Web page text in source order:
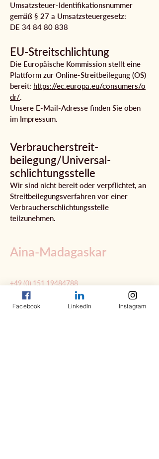
Umsatzsteuer-Identifikationsnummer
gemäß § 27 a Umsatzsteuergesetz:
DE 34 84 80 838
EU-Streitschlichtung
Die Europäische Kommission stellt eine
Plattform zur Online-Streitbeilegung (OS)
bereit: https://ec.europa.eu/consumers/o
dr/.
Unsere E-Mail-Adresse finden Sie oben
im Impressum.
Verbraucher­streit­
beilegung/Universal­
schlichtungs­stelle
Wir sind nicht bereit oder verpflichtet, an
Streitbeilegungsverfahren vor einer
Verbraucherschlichtungsstelle
teilzunehmen.
Aina-Madagaskar
+49 (0) 151 19484788
contact@ainamadagaskar.com
Facebook LinkedIn Instagram